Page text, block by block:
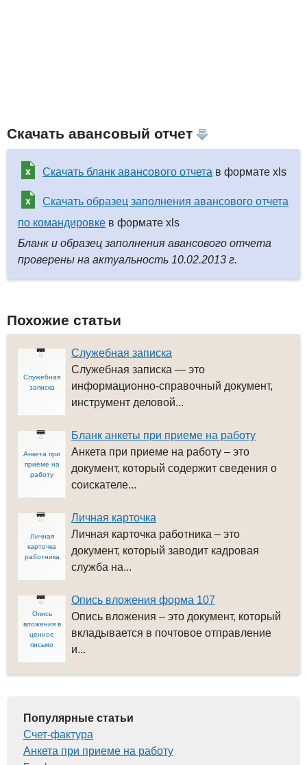
Скачать авансовый отчет
Скачать бланк авансового отчета в формате xls
Скачать образец заполнения авансового отчета
по командировке в формате xls
Бланк и образец заполнения авансового отчета
проверены на актуальность 10.02.2013 г.
Похожие статьи
Служебная
записка
Служебная записка
Служебная записка — это
информационно-справочный документ,
инструмент деловой...
Анкета при
приеме на
работу
Бланк анкеты при приеме на работу
Анкета при приеме на работу – это
документ, который содержит сведения о
соискателе...
Личная
карточка
работника
Личная карточка
Личная карточка работника – это
документ, который заводит кадровая
служба на...
Опись
вложения в
ценное
письмо
Опись вложения форма 107
Опись вложения – это документ, который
вкладывается в почтовое отправление
и...
Популярные статьи
Счет-фактура
Анкета при приеме на работу